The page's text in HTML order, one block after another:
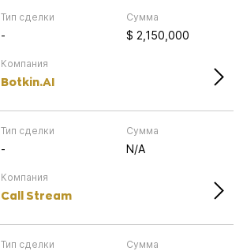
Компания
Botkin.AI
Тип сделки
-
Сумма
$ 2,150,000
Компания
Call Stream
Тип сделки
-
Сумма
N/A
Тип сделки Сумма